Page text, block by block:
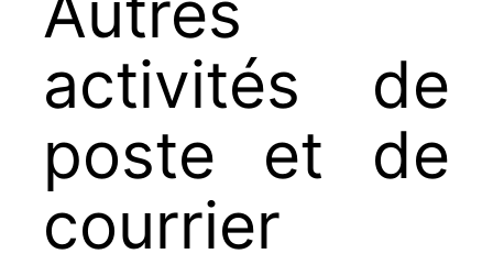
activités de
poste et de
courrier